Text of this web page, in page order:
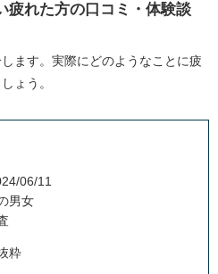
疲れた方の口コミ・体験談
ます。実際にどのようなことに疲
ょう。
06/11
男女
粋